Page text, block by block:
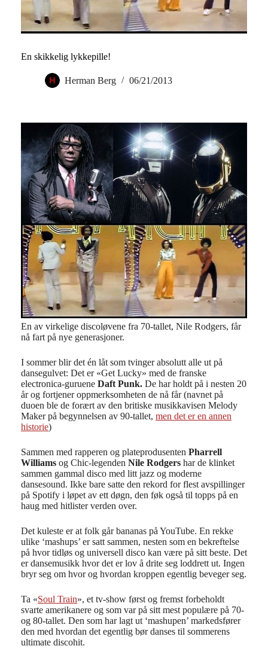
En skikkelig lykkepille!
Herman Berg 06/21/2013
En av virkelige discoløvene fra 70-tallet, Nile Rodgers, får
nå fart på nye generasjoner.
I sommer blir det én låt som tvinger absolutt alle ut på
dansegulvet: Det er «Get Lucky» med de franske
electronica-guruene Daft Punk. De har holdt på i nesten 20
år og fortjener oppmerksomheten de nå får (navnet på
duoen ble de forært av den britiske musikkavisen Melody
Maker på begynnelsen av 90-tallet, men det er en annen
historie)
Sammen med rapperen og plateprodusenten Pharrell
Williams og Chic-legenden Nile Rodgers har de klinket
sammen gammal disco med litt jazz og moderne
dansesound. Ikke bare satte den rekord for flest avspillinger
på Spotify i løpet av ett døgn, den føk også til topps på en
haug med hitlister verden over.
Det kuleste er at folk går bananas på YouTube. En rekke
ulike ‘mashups’ er satt sammen, nesten som en bekreftelse
på hvor tidløs og universell disco kan være på sitt beste. Det
er dansemusikk hvor det er lov å drite seg loddrett ut. Ingen
bryr seg om hvor og hvordan kroppen egentlig beveger seg.
Ta «Soul Train», et tv-show først og fremst forbeholdt
svarte amerikanere og som var på sitt mest populære på 70-
og 80-tallet. Den som har lagt ut ‘mashupen’ markedsfører
den med hvordan det egentlig bør danses til sommerens
ultimate discohit.